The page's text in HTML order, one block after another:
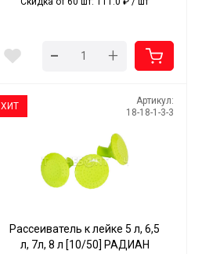
- +
ХИТ
Артикул:
18-18-1-3-3
Рассеиватель к лейке 5 л, 6,5
л, 7л, 8 л [10/50] РАДИАН